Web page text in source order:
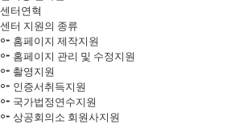
-
반
응
형
센터연혁
센터 지원의 종류
홈페이지 제작지원
홈페이지 관리 및 수정지원
촬영지원
인증서취득지원
국가법정연수지원
상공회의소 회원사지원